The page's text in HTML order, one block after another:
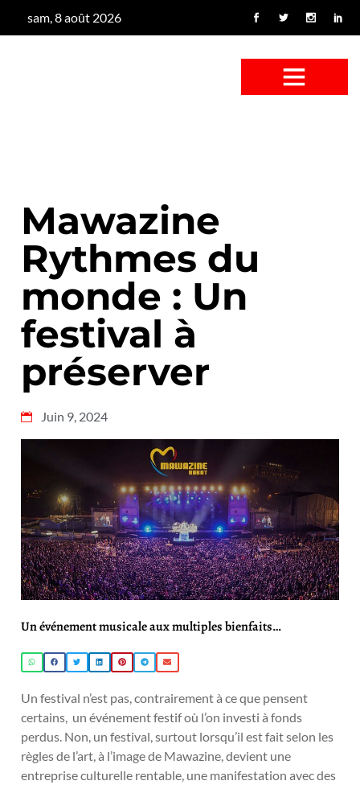
sam, 8 août 2026
Mawazine
Rythmes du
monde : Un
festival à
préserver
Juin 9, 2024
Un événement musicale aux multiples bienfaits…
Un festival n’est pas, contrairement à ce que pensent
certains, un événement festif où l’on investi à fonds
perdus. Non, un festival, surtout lorsqu’il est fait selon les
règles de l’art, à l’image de Mawazine, devient une
entreprise culturelle rentable, une manifestation avec des